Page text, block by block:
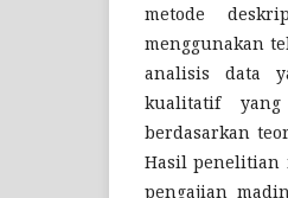
metode
menggunakan
analisis data
kualitatif
berdasarkan
Hasil penelitian
pengajian